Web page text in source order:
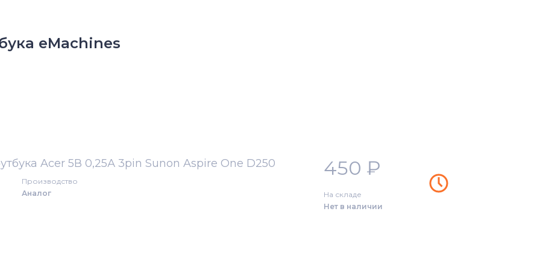
eMachines
Acer 5В 0,25А 3pin Sunon Aspire One D250
Производство
Аналог
450 ₽
На складе
Нет в наличии